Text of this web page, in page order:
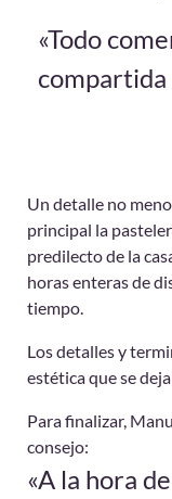
«Todo
Un detalle no
principal la
predilecto de la
horas enteras de
tiempo.
Los detalles y
estética que se
Para finalizar,
consejo:
«A la hora